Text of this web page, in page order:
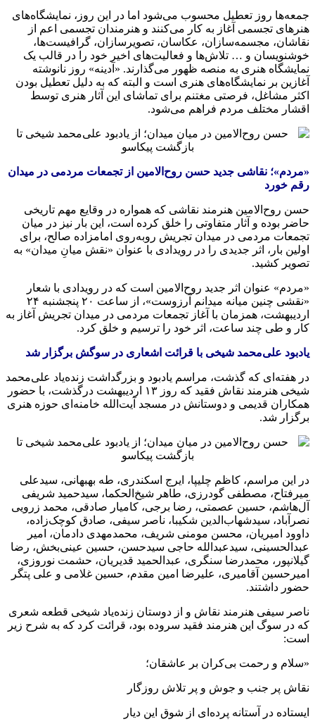
جمعه‌ها روز تعطیل محسوب می‌شود اما در این روز، نمایشگاه‌های
هنرهای تجسمی آغاز به کار می‌کنند و هنرمندان تجسمی اعم از
نقاشان، مجسمه‌‎سازان، عکاسان، تصویرسازان، گرافیست‌ها،
خوشنویسان و … تلاش‌ها و فعالیت‌های اخیر خود را در قالب یک
نمایشگاه هنری به منصه ظهور می‌گذارند. «آدینه» روز نانوشته
آغازین بر نمایشگاه‌های هنری است و البته که به دلیل تعطیل بودن
اکثر مشاغل، فرصتی مغتنم برای تماشای این آثار هنری توسط
اقشار مختلف مردم فراهم می‌شود.
«مردم»؛ نقاشی جدید حسن روح‌الامین از تجمعات مردمی در میدان
رقم خورد
حسن روح‌الامین هنرمند نقاشی که همواره در وقایع مهم تاریخی
حاضر بوده و آثار متفاوتی را خلق کرده است، این بار نیز در میان
تجمعات مردمی در میدان تجریش روبه‌روی امامزاده صالح، برای
اولین بار، اثر جدیدی را در رویدادی با عنوان «نقش میانِ میدان» به
تصویر کشید.
«مردم» عنوان اثر جدید روح‌الامین است که در رویدادی با شعار
«نقشی چنین میانه میدانم آرزوست»، از ساعت ۲۰ پنجشنبه ۲۴
اردیبهشت، همزمان با آغاز تجمعات مردمی در میدان تجریش آغاز به
کار و طی چند ساعت، اثر خود را ترسیم و خلق کرد.
یادبود علی‌محمد شیخی با قرائت اشعاری در سوگش برگزار شد
در هفته‌ای که گذشت، مراسم یادبود و بزرگداشت زنده‌یاد علی‌محمد
شیخی هنرمند نقاش فقید که روز ۱۳ اردیبهشت درگذشت، با حضور
همکاران قدیمی و دوستانش در مسجد آیت‌الله خامنه‌ای حوزه هنری
برگزار شد.
در این مراسم، کاظم چلیپا، ایرج اسکندری، طه بهبهانی، سیدعلی
میرفتاح، مصطفی گودرزی، طاهر شیخ‌الحکما، سیدحمید شریفی
آل‌هاشم، حسین عصمتی، رضا برجی، کامیار صادقی، محمد زرویی
نصرآباد، سیدشهاب‌الدین شکیبا، ناصر سیفی، صادق کوچک‌زاده،
داوود امیریان، محسن مومنی شریف، محمدمهدی دادمان، امیر
عبدالحسینی، سیدعبدالله حاجی سیدحسن، حسین عینی‌بخش، رضا
گیلانپور، محمدرضا سنگری، عبدالحمید قدیریان، حشمت نوروزی،
امیرحسین آقامیری، علیرضا امین مقدم، حسین غلامی و علی پتگر
حضور داشتند.
ناصر سیفی هنرمند نقاش و از دوستان زنده‌یاد شیخی قطعه شعری
که در سوگ این هنرمند فقید سروده بود، قرائت کرد که به شرح زیر
است:
«سلام و رحمت بی‌کران بر عاشقان؛
نقاش پر جنب و جوش و پر تلاش روزگار
ایستاده در آستانه پرده‌ای از شوق این دیار